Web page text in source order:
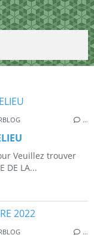
…
Veuillez trouver
DE LA...
…